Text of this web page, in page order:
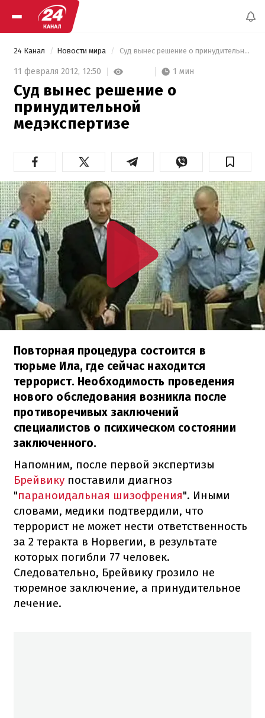
24 Канал Новости мира Суд вынес решение о принудительной медэкспертизе
11 февраля 2012, 12:50 1 мин
Суд вынес решение о
принудительной
медэкспертизе
Повторная процедура состоится в
тюрьме Ила, где сейчас находится
террорист. Необходимость проведения
нового обследования возникла после
противоречивых заключений
специалистов о психическом состоянии
заключенного.
Напомним, после первой экспертизы
Брейвику поставили диагноз
"параноидальная шизофрения". Иными
словами, медики подтвердили, что
террорист не может нести ответственность
за 2 теракта в Норвегии, в результате
которых погибли 77 человек.
Следовательно, Брейвику грозило не
тюремное заключение, а принудительное
лечение.